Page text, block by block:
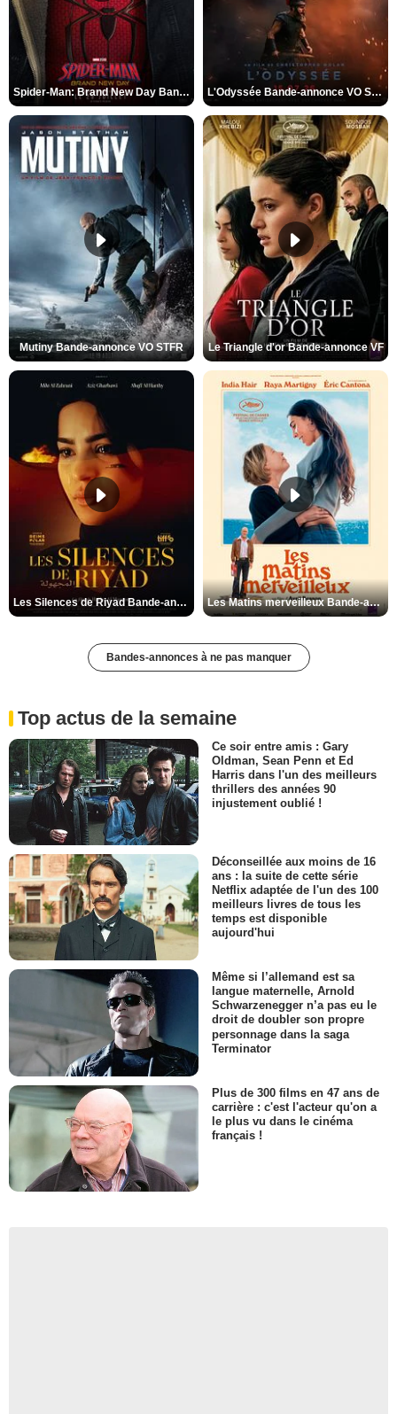
Spider-Man: Brand New Day Bande-annonce VO STFR L'Odyssée Bande-annonce VO STFR
Mutiny Bande-annonce VO STFR Le Triangle d'or Bande-annonce VF
Les Silences de Riyad Bande-annonce VO STFR Les Matins merveilleux Bande-annonce VF
Bandes-annonces à ne pas manquer
Top actus de la semaine
Ce soir entre amis : Gary
Oldman, Sean Penn et Ed
Harris dans l'un des meilleurs
thrillers des années 90
injustement oublié !
Déconseillée aux moins de 16
ans : la suite de cette série
Netflix adaptée de l'un des 100
meilleurs livres de tous les
temps est disponible
aujourd'hui
Même si l’allemand est sa
langue maternelle, Arnold
Schwarzenegger n’a pas eu le
droit de doubler son propre
personnage dans la saga
Terminator
Plus de 300 films en 47 ans de
carrière : c'est l'acteur qu'on a
le plus vu dans le cinéma
français !